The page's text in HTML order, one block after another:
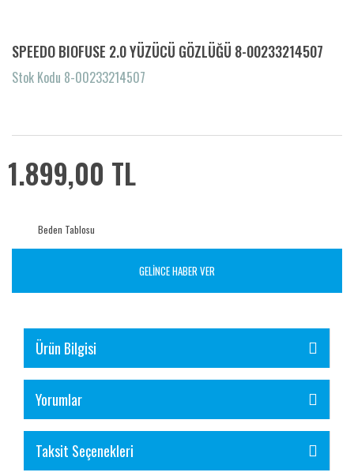
SPEEDO BIOFUSE 2.0 YÜZÜCÜ GÖZLÜĞÜ 8-00233214507
Stok Kodu 8-00233214507
1.899,00 TL
Beden Tablosu
GELİNCE HABER VER
Ürün Bilgisi
Yorumlar
Taksit Seçenekleri